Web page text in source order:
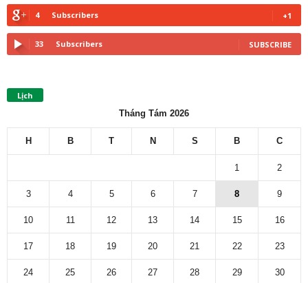
4 Subscribers +1
33 Subscribers SUBSCRIBE
Lịch
Tháng Tám 2026
H B T N S B C
1 2
3 4 5 6 7 8 9
10 11 12 13 14 15 16
17 18 19 20 21 22 23
24 25 26 27 28 29 30